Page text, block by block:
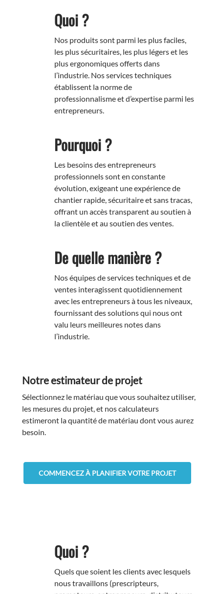
Quoi ?
Nos produits sont parmi les plus faciles,
les plus sécuritaires, les plus légers et les
plus ergonomiques offerts dans
l’industrie. Nos services techniques
établissent la norme de
professionnalisme et d’expertise parmi les
entrepreneurs.
Pourquoi ?
Les besoins des entrepreneurs
professionnels sont en constante
évolution, exigeant une expérience de
chantier rapide, sécuritaire et sans tracas,
offrant un accès transparent au soutien à
la clientèle et au soutien des ventes.
De quelle manière ?
Nos équipes de services techniques et de
ventes interagissent quotidiennement
avec les entrepreneurs à tous les niveaux,
fournissant des solutions qui nous ont
valu leurs meilleures notes dans
l’industrie.
Notre estimateur de projet
Sélectionnez le matériau que vous souhaitez utiliser,
les mesures du projet, et nos calculateurs
estimeront la quantité de matériau dont vous aurez
besoin.
COMMENCEZ À PLANIFIER VOTRE PROJET
Quoi ?
Quels que soient les clients avec lesquels
nous travaillons (prescripteurs,